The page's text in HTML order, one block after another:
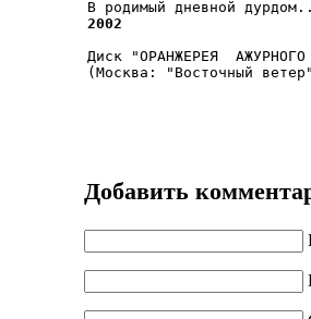
2002
Диск "ОРАНЖЕРЕЯ
(Москва: "Восточный
Добавить